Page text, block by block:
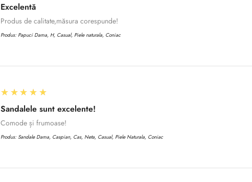
Excelentă
Produs de calitate,măsura corespunde!
Produs: Papuci Dama, H, Casual, Piele naturala, Coniac
5
★★★★★
Sandalele sunt excelente!
Comode și frumoase!
Produs: Sandale Dama, Caspian, Cas, Neta, Casual, Piele Naturala, Coniac